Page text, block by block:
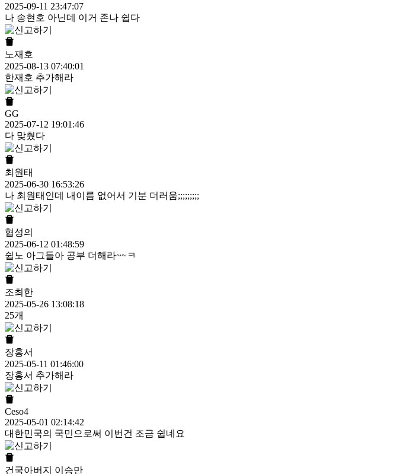
2025-09-11 23:47:07
나 송현호 아닌데 이거 존나 쉽다
노재호
2025-08-13 07:40:01
한재호 추가해라
GG
2025-07-12 19:01:46
다 맞췄다
최원태
2025-06-30 16:53:26
나 최원태인데 내이름 없어서 기분 더러움;;;;;;;;;
협성의
2025-06-12 01:48:59
쉽노 아그들아 공부 더해라~~ㅋ
조최한
2025-05-26 13:08:18
25개
장홍서
2025-05-11 01:46:00
장홍서 추가해라
Ceso4
2025-05-01 02:14:42
대한민국의 국민으로써 이번건 조금 쉽네요
건국아버지 이승만